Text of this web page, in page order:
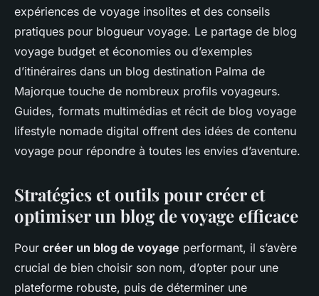
expériences de voyage insolites et des conseils
pratiques pour blogueur voyage. Le partage de blog
voyage budget et économies ou d’exemples
d’itinéraires dans un blog destination Palma de
Majorque touche de nombreux profils voyageurs.
Guides, formats multimédias et récit de blog voyage
lifestyle nomade digital offrent des idées de contenu
voyage pour répondre à toutes les envies d’aventure.
Stratégies et outils pour créer et
optimiser un blog de voyage efficace
Pour créer un blog de voyage performant, il s’avère
crucial de bien choisir son nom, d’opter pour une
plateforme robuste, puis de déterminer une